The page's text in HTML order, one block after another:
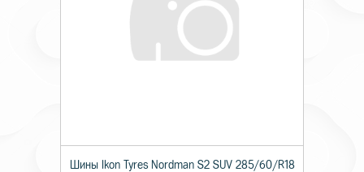
Шины Ikon Tyres Nordman S2 SUV 285/60/R18